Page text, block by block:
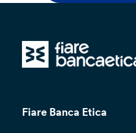
Fiare Banca Etica